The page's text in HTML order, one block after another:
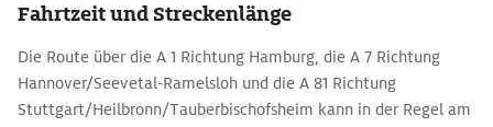
Fahrtzeit und Streckenlänge
Die Route über die A 1 Richtung Hamburg, die A 7 Richtung
Hannover/Seevetal-Ramelsloh und die A 81 Richtung
Stuttgart/Heilbronn/Tauberbischofsheim kann in der Regel am